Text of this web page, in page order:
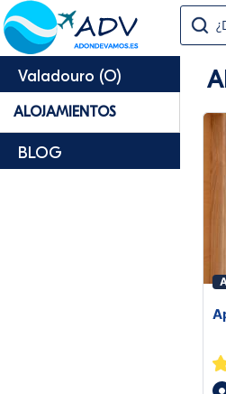
Valadouro (O)
ALOJAMIENTOS
BLOG